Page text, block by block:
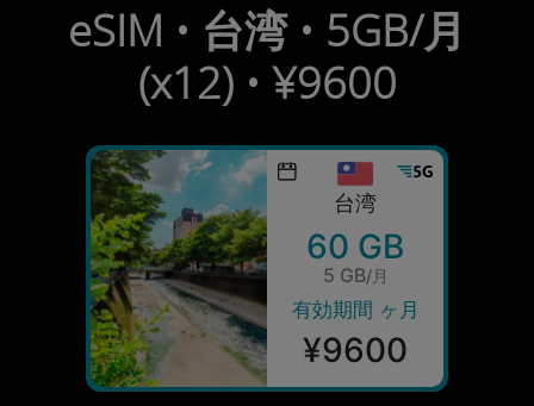
eSIM • 台湾 • 5GB/月
(x12) • ¥9600
台湾
60 GB
5 GB/月
有効期間 ヶ月
¥9600